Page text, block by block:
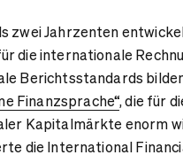
zwei Jahrzenten
die internationale
Berichtsstandards
Finanzsprache“, die für
Kapitalmärkte enorm
die International